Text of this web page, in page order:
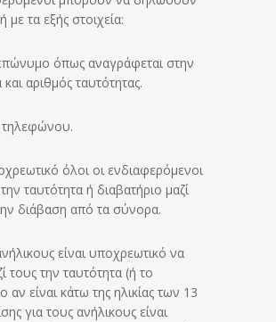
με τα εξής στοιχεία:
όπως αναγράφεται στην
αριθμός ταυτότητας.
τηλεφώνου.
όλοι οι ενδιαφερόμενοι
ταυτότητα ή διαβατήριο μαζί
διάβαση από τα σύνορα.
είναι υποχρεωτικό να
τους την ταυτότητα (ή το
αν είναι κάτω της ηλικίας των 13
για τους ανήλικους είναι